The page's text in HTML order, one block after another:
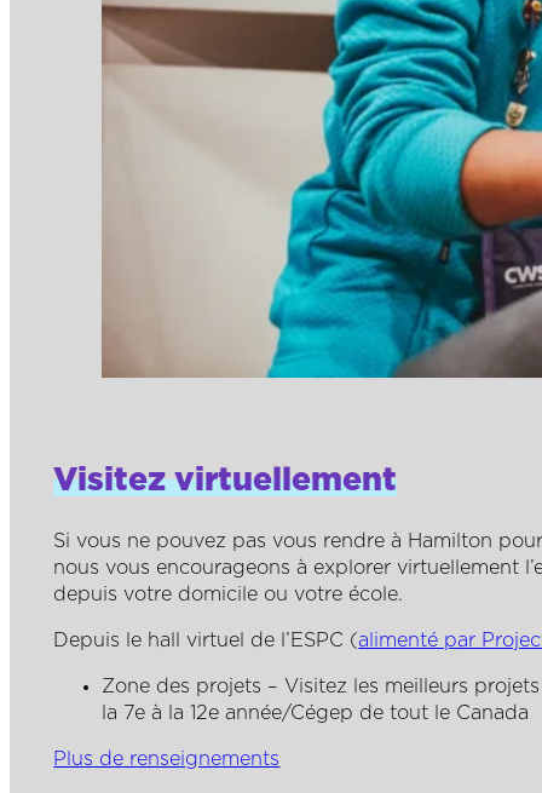
Visitez virtuellement
Si vous ne pouvez pas vous rendre à Hamilton
nous vous encourageons à explorer virtuellement
depuis votre domicile ou votre école.
Depuis le hall virtuel de l’ESPC (alimenté par
Zone des projets – Visitez les meilleurs
la 7e à la 12e année/Cégep de tout le Canada
Plus de renseignements